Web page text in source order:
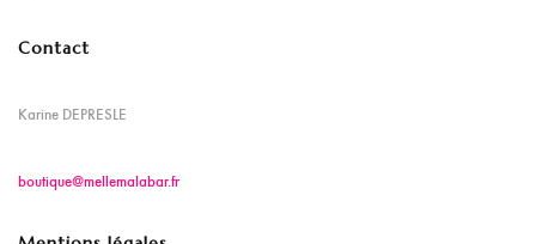
Contact
Karine DEPRESLE
boutique@mellemalabar.fr